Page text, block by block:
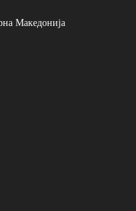
Македонија